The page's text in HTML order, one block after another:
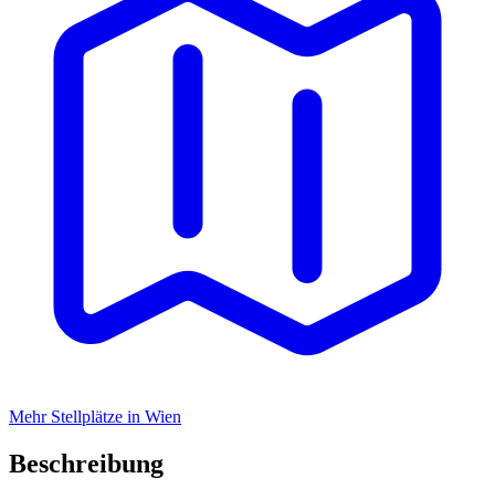
Mehr Stellplätze in Wien
Beschreibung